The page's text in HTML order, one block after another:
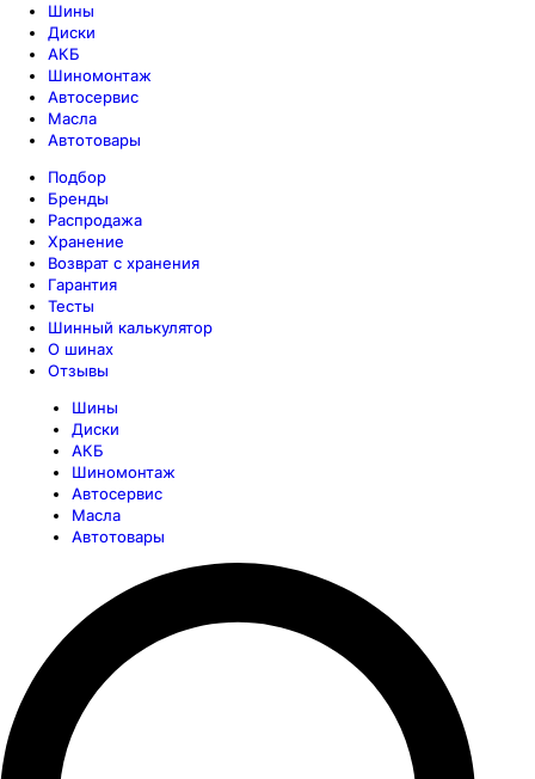
Шины
Диски
АКБ
Шиномонтаж
Автосервис
Масла
Автотовары
Подбор
Бренды
Распродажа
Хранение
Возврат с хранения
Гарантия
Тесты
Шинный калькулятор
О шинах
Отзывы
Шины
Диски
АКБ
Шиномонтаж
Автосервис
Масла
Автотовары